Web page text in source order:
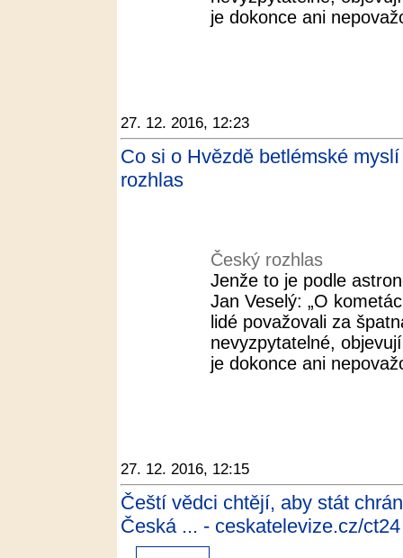
je dokonce ani
27. 12. 2016, 12:23
Co si o Hvězdě betlémské
rozhlas
Český rozhlas
Jenže to je podle
Jan Veselý: „O
lidé považovali za
nevyzpytatelné,
je dokonce ani
27. 12. 2016, 12:15
Čeští vědci chtějí, aby stát
Česká ... - ceskatelevize.cz/ct24